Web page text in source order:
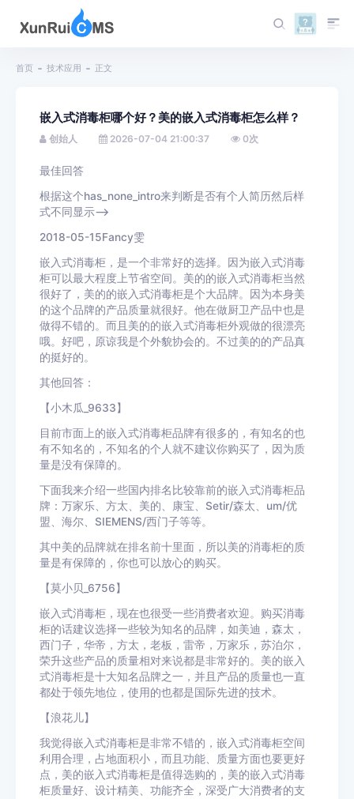
首页 技术应用 正文
嵌入式消毒柜哪个好？美的嵌入式消毒柜怎么样？
创始人 2026-07-04 21:00:37 0次
最佳回答
根据这个has_none_intro来判断是否有个人简历然后样
式不同显示-->
2018-05-15Fancy雯
嵌入式消毒柜，是一个非常好的选择。因为嵌入式消毒
柜可以最大程度上节省空间。美的的嵌入式消毒柜当然
很好了，美的的嵌入式消毒柜是个大品牌。因为本身美
的这个品牌的产品质量就很好。他在做厨卫产品中也是
做得不错的。而且美的的嵌入式消毒柜外观做的很漂亮
哦。好吧，原谅我是个外貌协会的。不过美的的产品真
的挺好的。
其他回答：
【小木瓜_9633】
目前市面上的嵌入式消毒柜品牌有很多的，有知名的也
有不知名的，不知名的个人就不建议你购买了，因为质
量是没有保障的。
下面我来介绍一些国内排名比较靠前的嵌入式消毒柜品
牌：万家乐、方太、美的、康宝、Setir/森太、um/优
盟、海尔、SIEMENS/西门子等等。
其中美的品牌就在排名前十里面，所以美的消毒柜的质
量是有保障的，你也可以放心的购买。
【莫小贝_6756】
嵌入式消毒柜，现在也很受一些消费者欢迎。购买消毒
柜的话建议选择一些较为知名的品牌，如美迪，森太，
西门子，华帝，方太，老板，雷帝，万家乐，苏泊尔，
荣升这些产品的质量相对来说都是非常好的。美的嵌入
式消毒柜是十大知名品牌之一，并且产品的质量也一直
都处于领先地位，使用的也都是国际先进的技术。
【浪花儿】
我觉得嵌入式消毒柜是非常不错的，嵌入式消毒柜空间
利用合理，占地面积小，而且功能、质量方面也要更好
点，美的嵌入式消毒柜是值得选购的，美的嵌入式消毒
柜质量好、设计精美、功能齐全，深受广大消费者的支